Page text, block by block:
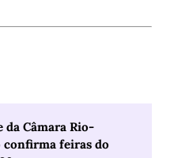
Câmara Rio-
confirma feiras do